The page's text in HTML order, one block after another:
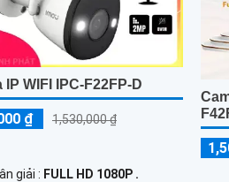
IP WIFI IPC-F22FP-D
₫ 1,530,000 ₫
giải : FULL HD 1080P .